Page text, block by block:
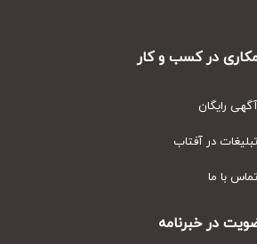
در کسب و کار
رایگان
در آفتاب
با ما
در خبرنامه